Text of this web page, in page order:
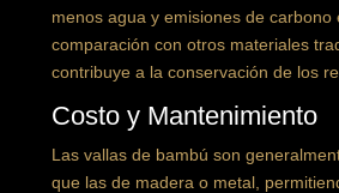
menos agua y emisiones de carbono
comparación con otros materiales
contribuye a la conservación de los
Costo y Mantenimiento
Las vallas de bambú son
que las de madera o metal,